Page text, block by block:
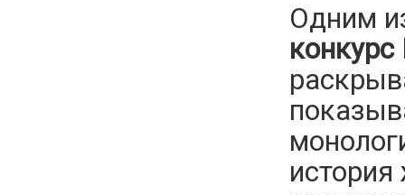
Одним
конкурс